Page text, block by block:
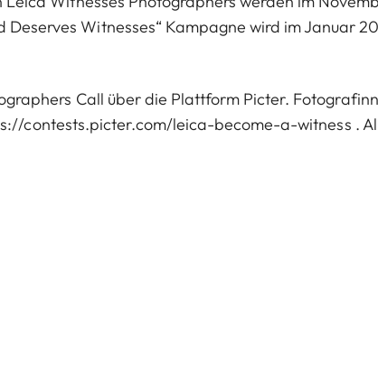
Witnesses“ Kampagne wird im Januar
Call über die Plattform Picter.
contests.picter.com/leica-become-a-witness .